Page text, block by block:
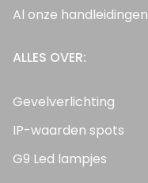
Al onze handleidingen
ALLES OVER:
Gevelverlichting
IP-waarden spots
G9 Led lampjes